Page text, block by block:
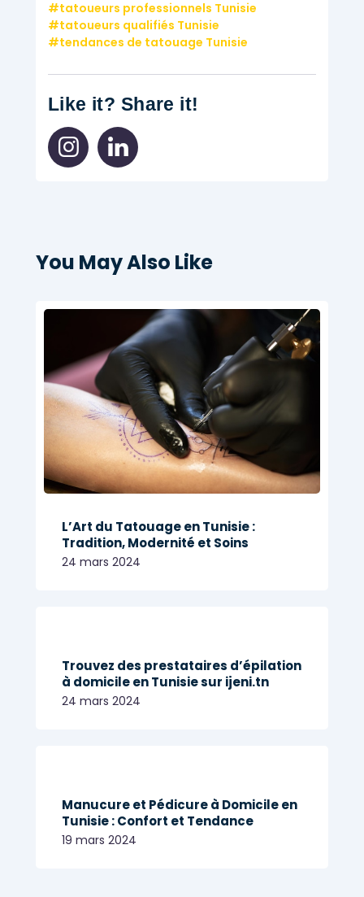
tatoueurs professionnels Tunisie
tatoueurs qualifiés Tunisie
tendances de tatouage Tunisie
Like it? Share it!
You May Also Like
L’Art du Tatouage en Tunisie :
Tradition, Modernité et Soins
24 mars 2024
Trouvez des prestataires d’épilation
à domicile en Tunisie sur ijeni.tn
24 mars 2024
Manucure et Pédicure à Domicile en
Tunisie : Confort et Tendance
19 mars 2024